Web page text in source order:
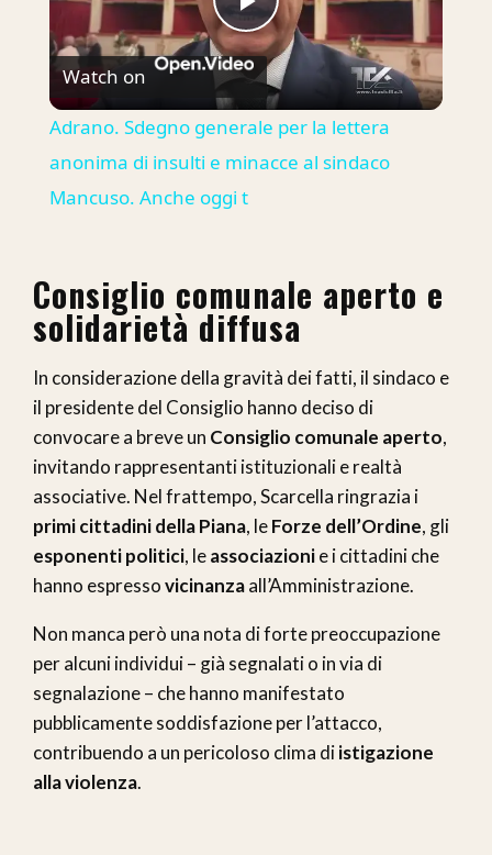
Play
Video
Watch on
Adrano. Sdegno generale per la lettera
anonima di insulti e minacce al sindaco
Mancuso. Anche oggi t
Consiglio comunale aperto e
solidarietà diffusa
In considerazione della gravità dei fatti, il sindaco e
il presidente del Consiglio hanno deciso di
convocare a breve un Consiglio comunale aperto,
invitando rappresentanti istituzionali e realtà
associative. Nel frattempo, Scarcella ringrazia i
primi cittadini della Piana, leForze dell’Ordine, gli
esponenti politici, leassociazionie i cittadini che
hanno espressovicinanzaall’Amministrazione.
Non manca però una nota di forte preoccupazione
per alcuni individui – già segnalati o in via di
segnalazione – che hanno manifestato
pubblicamente soddisfazione per l’attacco,
contribuendo a un pericoloso clima diistigazione
alla violenza.